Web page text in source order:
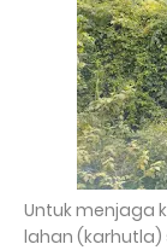
Untuk menjaga
lahan